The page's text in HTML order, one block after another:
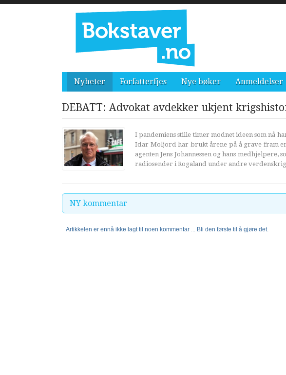
Nyheter Forfatterfjes Nye bøker Anmeldelser
DEBATT: Advokat avdekker ukjent
I pandemiens stille timer modnet ideen som nå
Idar Moljord har brukt årene på å grave fram
agenten Jens Johannessen og hans
radiosender i Rogaland under andre
NY kommentar
Artikkelen er ennå ikke lagt til noen kommentar ... Bli den første til å gjøre det.